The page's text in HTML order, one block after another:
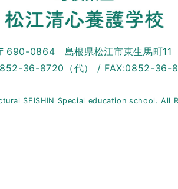
690-0864 島根県松江市東生馬町11
36-8720（代） / FAX:0852-36-
SEISHIN Special education school. All